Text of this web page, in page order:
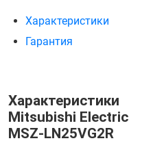
Характеристики
Гарантия
Характеристики
Mitsubishi Electric
MSZ-LN25VG2R